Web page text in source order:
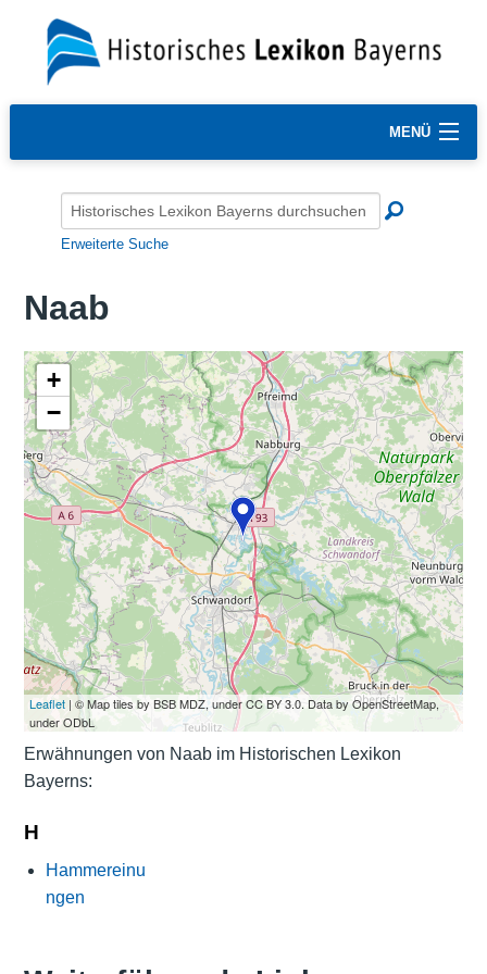
MENÜ
Erweiterte Suche
Naab
+
−
Leaflet| © Map tiles by BSB MDZ, under CC BY 3.0. Data by OpenStreetMap,
under ODbL
Erwähnungen von Naab im Historischen Lexikon
Bayerns:
H
Hammereinu
ngen